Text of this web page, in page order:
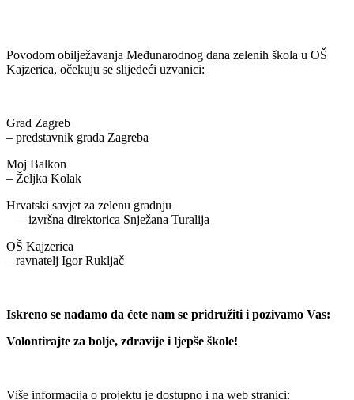
Povodom obilježavanja Međunarodnog dana zelenih škola u OŠ
Kajzerica, očekuju se slijedeći uzvanici:
Grad Zagreb
– predstavnik grada Zagreba
Moj Balkon
– Željka Kolak
Hrvatski savjet za zelenu gradnju
– izvršna direktorica Snježana Turalija
OŠ Kajzerica
– ravnatelj Igor Rukljač
Iskreno se nadamo da ćete nam se pridružiti i pozivamo Vas:
Volontirajte za bolje, zdravije i ljepše škole!
Više informacija o projektu je dostupno i na web stranici: